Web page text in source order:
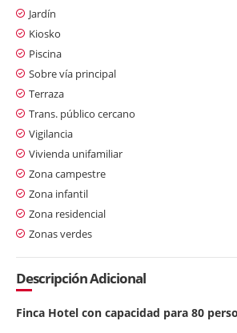
Jardín
Kiosko
Piscina
Sobre vía principal
Terraza
Trans. público cercano
Vigilancia
Vivienda unifamiliar
Zona campestre
Zona infantil
Zona residencial
Zonas verdes
Descripción Adicional
Finca Hotel con capacidad para 80